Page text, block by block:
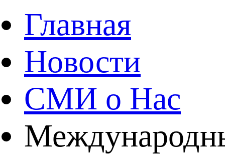
Главная
Новости
СМИ о Нас